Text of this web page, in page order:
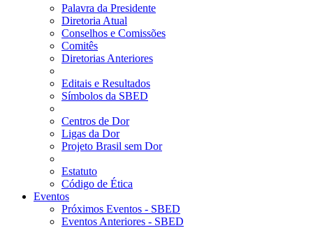
Palavra da Presidente
Diretoria Atual
Conselhos e Comissões
Comitês
Diretorias Anteriores
Editais e Resultados
Símbolos da SBED
Centros de Dor
Ligas da Dor
Projeto Brasil sem Dor
Estatuto
Código de Ética
Eventos
Próximos Eventos - SBED
Eventos Anteriores - SBED